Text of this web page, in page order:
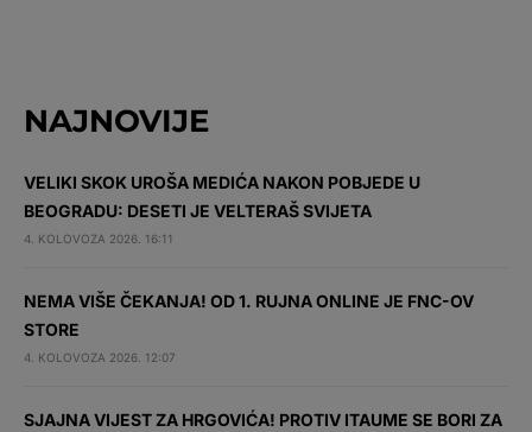
NAJNOVIJE
VELIKI SKOK UROŠA MEDIĆA NAKON POBJEDE U
BEOGRADU: DESETI JE VELTERAŠ SVIJETA
4. KOLOVOZA 2026. 16:11
NEMA VIŠE ČEKANJA! OD 1. RUJNA ONLINE JE FNC-OV
STORE
4. KOLOVOZA 2026. 12:07
SJAJNA VIJEST ZA HRGOVIĆA! PROTIV ITAUME SE BORI ZA